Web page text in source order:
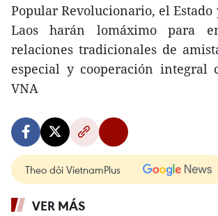
Popular Revolucionario, el Estado
Laos harán lomáximo para
relaciones tradicionales de
especial y cooperación integral
VNA
Theo dõi VietnamPlus
VER MÁS